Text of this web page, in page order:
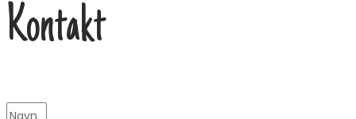
Kontakt